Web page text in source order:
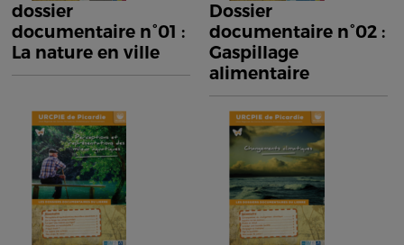
dossier
documentaire n°01 :
La nature en ville
Dossier
documentaire n°02 :
Gaspillage
alimentaire